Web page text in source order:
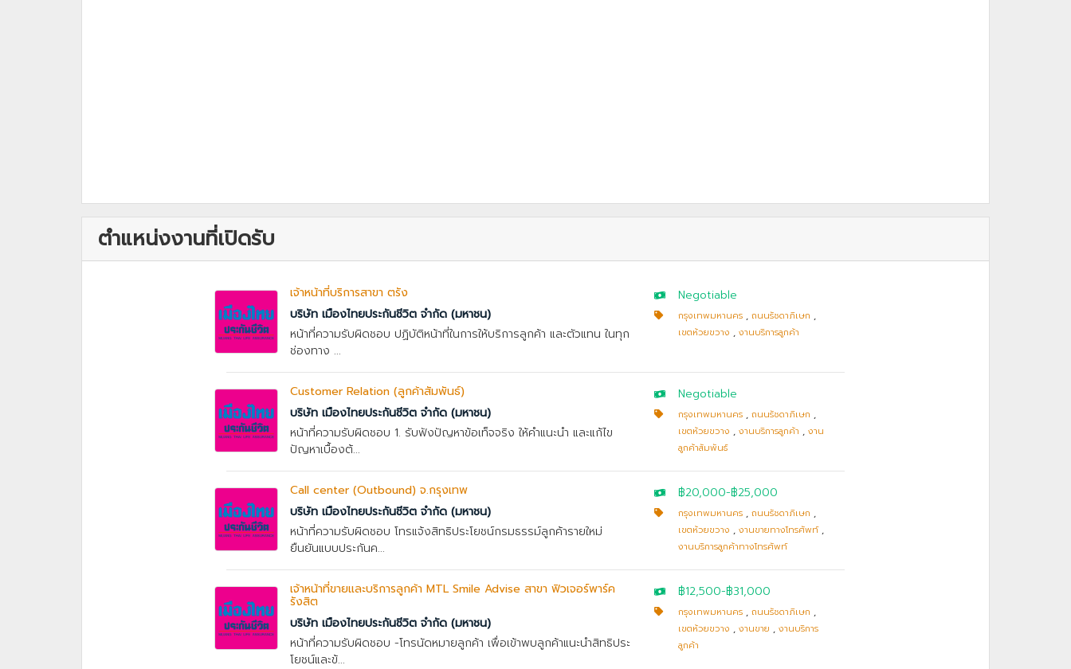
ตำแหน่งงานที่เปิดรับ
เจ้าหน้าที่บริการสาขา ตรัง
บริษัท เมืองไทยประกันชีวิต จำกัด (มหาชน)
หน้าที่ความรับผิดชอบ ปฏิบัติหน้าที่ในการให้บริการลูกค้า และตัวแทน ในทุก
ช่องทาง ...
Negotiable
กรุงเทพมหานคร ,ถนนรัชดาภิเษก ,
เขตห้วยขวาง ,งานบริการลูกค้า
Customer Relation (ลูกค้าสัมพันธ์)
บริษัท เมืองไทยประกันชีวิต จำกัด (มหาชน)
หน้าที่ความรับผิดชอบ 1. รับฟังปัญหาข้อเท็จจริง ให้คำแนะนำ และแก้ไข
ปัญหาเบื้องต้...
Negotiable
กรุงเทพมหานคร ,ถนนรัชดาภิเษก ,
เขตห้วยขวาง ,งานบริการลูกค้า ,งาน
ลูกค้าสัมพันธ์
Call center (Outbound) จ.กรุงเทพ
บริษัท เมืองไทยประกันชีวิต จำกัด (มหาชน)
หน้าที่ความรับผิดชอบ โทรแจ้งสิทธิประโยชน์กรมธรรม์ลูกค้ารายใหม่
ยืนยันแบบประกันค...
฿20,000-฿25,000
กรุงเทพมหานคร ,ถนนรัชดาภิเษก ,
เขตห้วยขวาง ,งานขายทางโทรศัพท์,
งานบริการลูกค้าทางโทรศัพท์
เจ้าหน้าที่ขายและบริการลูกค้า MTL Smile Advise สาขา ฟิวเจอร์พาร์ค
รังสิต
บริษัท เมืองไทยประกันชีวิต จำกัด (มหาชน)
หน้าที่ความรับผิดชอบ -โทรนัดหมายลูกค้า เพื่อเข้าพบลูกค้าแนะนำสิทธิประ
โยชน์และข้...
฿12,500-฿31,000
กรุงเทพมหานคร ,ถนนรัชดาภิเษก ,
เขตห้วยขวาง ,งานขาย ,งานบริการ
ลูกค้า